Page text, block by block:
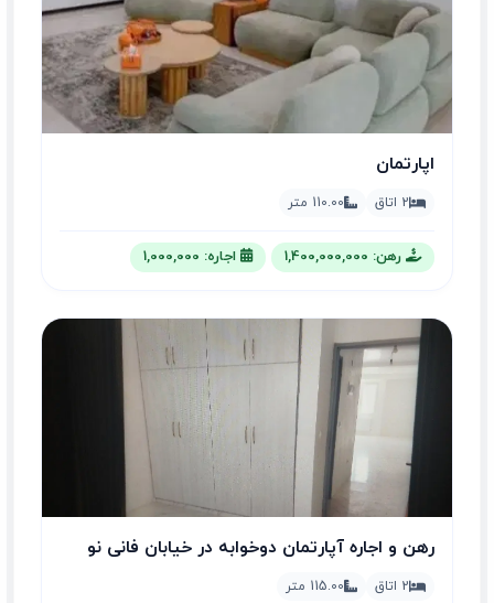
اپارتمان
2 اتاق 110.00 متر
رهن: 1,400,000,000 اجاره: 1,000,000
رهن و اجاره آپارتمان دوخوابه در خیابان فانی نو
2 اتاق 115.00 متر